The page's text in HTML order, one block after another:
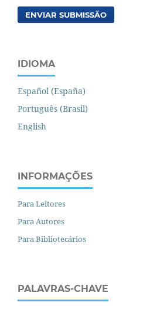
ENVIAR SUBMISSÃO
IDIOMA
Español (España)
Português (Brasil)
English
INFORMAÇÕES
Para Leitores
Para Autores
Para Bibliotecários
PALAVRAS-CHAVE